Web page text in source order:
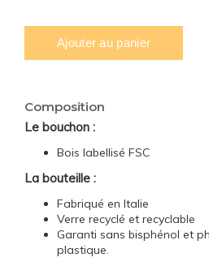
Composition
Le bouchon :
Bois labellisé FSC
La bouteille :
Fabriqué en Italie
Verre recyclé et recyclable
Garanti sans bisphénol et
plastique.